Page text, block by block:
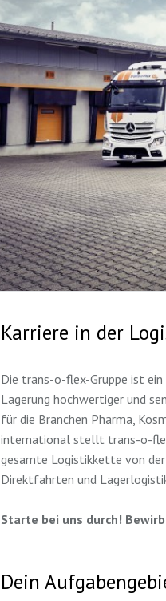
Karriere in der
Die trans-o-flex-Gruppe ist
Lagerung hochwertiger und
für die Branchen Pharma,
international stellt trans-o-
gesamte Logistikkette von
Direktfahrten und
Starte bei uns durch!
Dein